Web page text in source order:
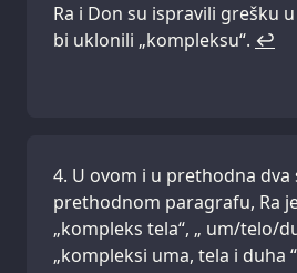
Ra i Don su ispravili grešku
bi uklonili „kompleksu“. ↩
U ovom i u prethodna dva
prethodnom paragrafu, Ra
„kompleks tela“, „ um/telo/
„kompleksi uma, tela i duha